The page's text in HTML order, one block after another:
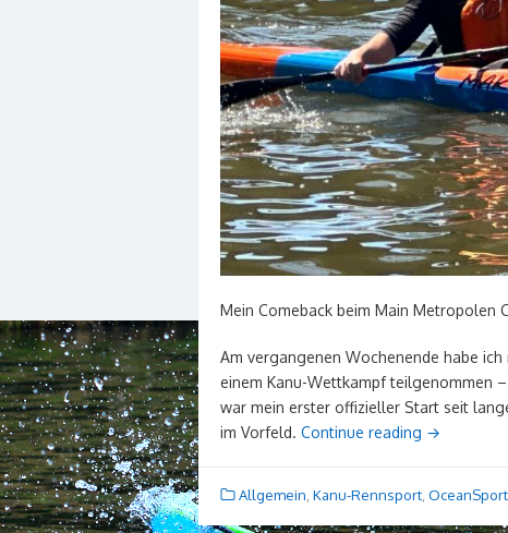
Mein Comeback beim Main Metropolen
Am vergangenen Wochenende habe
einem Kanu-Wettkampf teilgenommen
war mein erster offizieller Start seit
im Vorfeld. Continue reading →
Allgemein Kanu-Rennsport OceanSport